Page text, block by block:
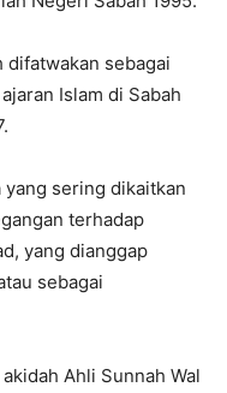
difatwakan sebagai
Islam di Sabah
yang sering dikaitkan
terhadap
yang dianggap
sebagai
Ahli Sunnah Wal